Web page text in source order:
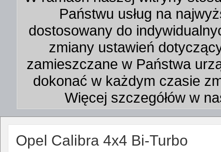
Państwu usług na
dostosowany do
zmiany ustawień
zamieszczane w Państwa
dokonać w każdym czasie
Więcej szczegółów w
Opel Calibra 4x4 Bi-Turbo